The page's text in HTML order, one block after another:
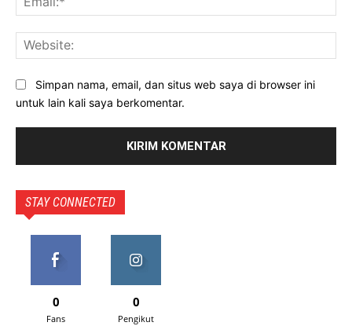
Simpan nama, email, dan situs web saya di browser ini
untuk lain kali saya berkomentar.
STAY CONNECTED
0
Fans
0
Pengikut